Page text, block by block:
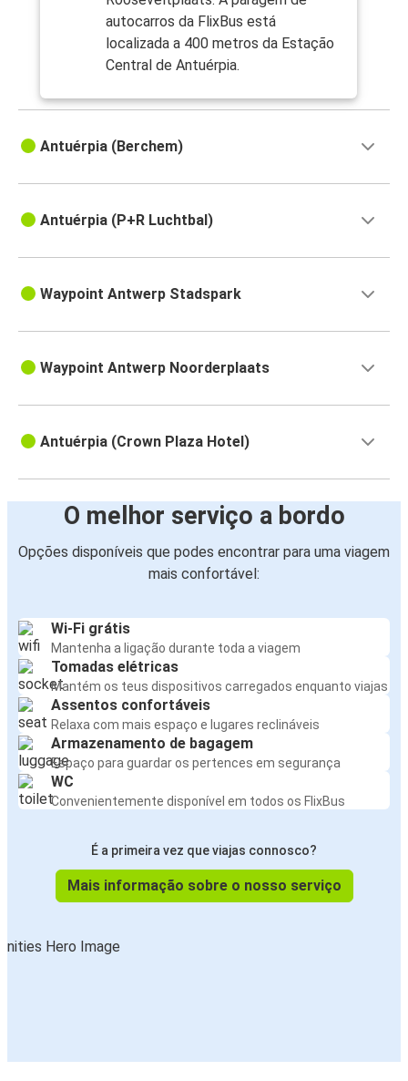
autocarros da FlixBus está
localizada a 400 metros da Estação
Central de Antuérpia.
Antuérpia (Berchem)
Antuérpia (P+R Luchtbal)
Waypoint Antwerp Stadspark
Waypoint Antwerp Noorderplaats
Antuérpia (Crown Plaza Hotel)
O melhor serviço a bordo
Opções disponíveis que podes encontrar para uma viagem
mais confortável:
Wi-Fi grátis
Mantenha a ligação durante toda a viagem
Tomadas elétricas
Mantém os teus dispositivos carregados enquanto viajas
Assentos confortáveis
Relaxa com mais espaço e lugares reclináveis
Armazenamento de bagagem
Espaço para guardar os pertences em segurança
WC
Convenientemente disponível em todos os FlixBus
É a primeira vez que viajas connosco?
Mais informação sobre o nosso serviço